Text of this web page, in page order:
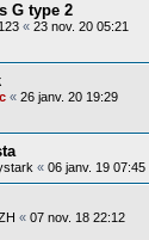
G type 2
« 23 nov. 20 05:21
« 26 janv. 20 19:29
« 06 janv. 19 07:45
« 07 nov. 18 22:12